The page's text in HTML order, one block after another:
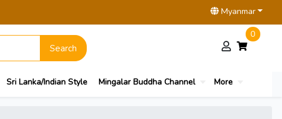
Myanmar
Search
0
Sri Lanka/Indian Style Mingalar Buddha Channel More